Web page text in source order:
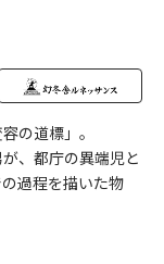
の道標」。
、都庁の異端児と
過程を描いた物